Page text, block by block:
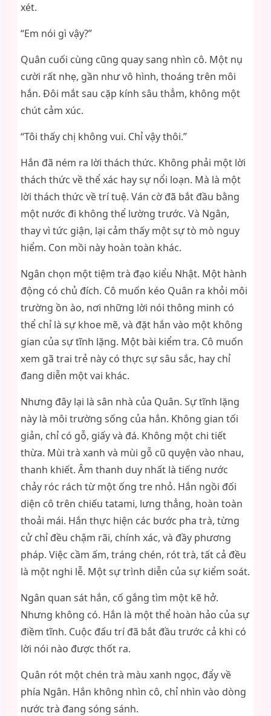
xét.
“Em nói gì vậy?”
Quân cuối cùng cũng quay sang nhìn cô. Một nụ
cười rất nhẹ, gần như vô hình, thoáng trên môi
hắn. Đôi mắt sau cặp kính sâu thẳm, không một
chút cảm xúc.
“Tôi thấy chị không vui. Chỉ vậy thôi.”
Hắn đã ném ra lời thách thức. Không phải một lời
thách thức về thể xác hay sự nổi loạn. Mà là một
lời thách thức về trí tuệ. Ván cờ đã bắt đầu bằng
một nước đi không thể lường trước. Và Ngân,
thay vì tức giận, lại cảm thấy một sự tò mò nguy
hiểm. Con mồi này hoàn toàn khác.
Ngân chọn một tiệm trà đạo kiểu Nhật. Một hành
động có chủ đích. Cô muốn kéo Quân ra khỏi môi
trường ồn ào, nơi những lời nói thông minh có
thể chỉ là sự khoe mẽ, và đặt hắn vào một không
gian của sự tĩnh lặng. Một bài kiểm tra. Cô muốn
xem gã trai trẻ này có thực sự sâu sắc, hay chỉ
đang diễn một vai khác.
Nhưng đây lại là sân nhà của Quân. Sự tĩnh lặng
này là môi trường sống của hắn. Không gian tối
giản, chỉ có gỗ, giấy và đá. Không một chi tiết
thừa. Mùi trà xanh và mùi gỗ cũ quyện vào nhau,
thanh khiết. Âm thanh duy nhất là tiếng nước
chảy róc rách từ một ống tre nhỏ. Hắn ngồi đối
diện cô trên chiếu tatami, lưng thẳng, hoàn toàn
thoải mái. Hắn thực hiện các bước pha trà, từng
cử chỉ đều chậm rãi, chính xác, và đầy phương
pháp. Việc cầm ấm, tráng chén, rót trà, tất cả đều
là một nghi lễ. Một sự trình diễn của sự kiểm soát.
Ngân quan sát hắn, cố gắng tìm một kẽ hở.
Nhưng không có. Hắn là một thể hoàn hảo của sự
điềm tĩnh. Cuộc đấu trí đã bắt đầu trước cả khi có
lời nói nào được thốt ra.
Quân rót một chén trà màu xanh ngọc, đẩy về
phía Ngân. Hắn không nhìn cô, chỉ nhìn vào dòng
nước trà đang sóng sánh.